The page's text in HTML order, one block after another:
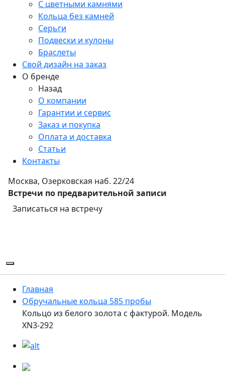
С цветными камнями
Кольца без камней
Серьги
Подвески и кулоны
Браслеты
Свой дизайн на заказ
О бренде
Назад
О компании
Гарантии и сервис
Заказ и покупка
Оплата и доставка
Статьи
Контакты
Москва, Озерковская наб. 22/24
Встречи по предварительной записи
Записаться на встречу
Главная
Обручальные кольца 585 пробы
Кольцо из белого золота с фактурой. Модель
XN3-292